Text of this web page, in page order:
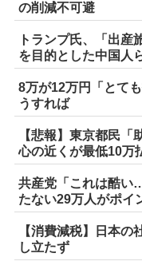
の削減不可避
トランプ氏、「出
を目的とした中国人
8万が12万円「とて
うすれば
【悲報】東京都民
心の近くが最低10万
共産党「これは酷い
たない29万人がポイ
【消費減税】日本
し立たず